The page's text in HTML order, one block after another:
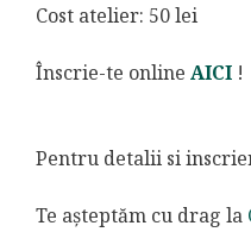
Cost atelier: 50 lei
Înscrie-te online AICI !
Pentru detalii si
Te așteptăm cu drag la